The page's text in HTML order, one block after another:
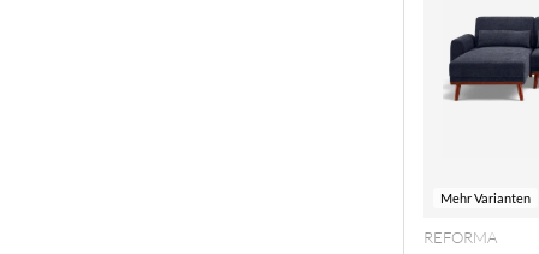
Mehr Varianten
REFORMA